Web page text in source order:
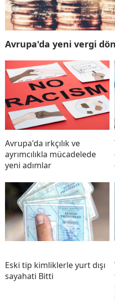
Avrupa'da yeni vergi
Avrupa'da ırkçılık ve
ayrımcılıkla mücadelede
yeni adımlar
Eski tip kimliklerle yurt dışı
sayahati Bitti